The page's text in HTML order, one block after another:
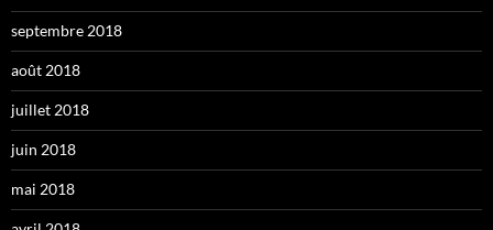
septembre 2018
août 2018
juillet 2018
juin 2018
mai 2018